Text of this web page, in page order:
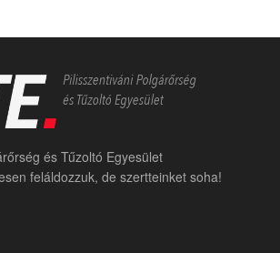
és Tűzoltó Egyesület
feláldozzuk, de szertteinket soha!